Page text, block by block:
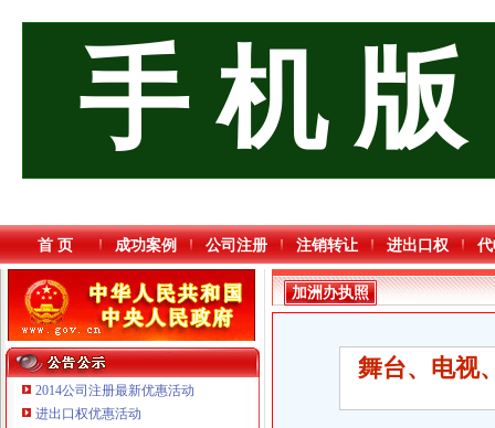
手 机 版
首 页 成功案例 公司注册 注销转让 进出口权
2014公司注册最新优惠活动
进出口权优惠活动
加洲办执照
舞台、电视